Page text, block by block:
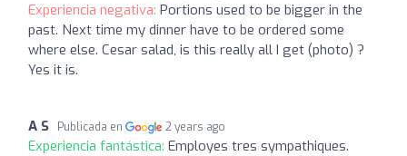
Experiencia negativa: Portions used to be bigger in the
past. Next time my dinner have to be ordered some
where else. Cesar salad, is this really all I get (photo) ?
Yes it is.
A S Publicada en 2 years ago
Experiencia fantástica: Employes tres sympathiques.